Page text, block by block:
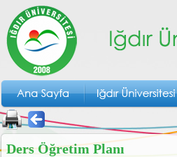
Ders Öğretim Planı